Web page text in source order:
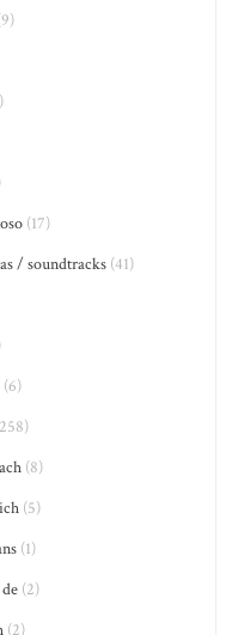
(17)
/ soundtracks(41)
(6)
(8)
(5)
(1)
(2)
(2)